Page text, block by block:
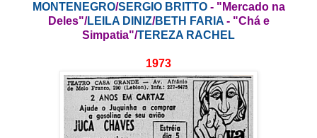
MONTENEGRO/SERGIO BRITTO - "Mercado na
Deles"/LEILA DINIZ/BETH FARIA- "Chá e
Simpatia"/TEREZA RACHEL
1973